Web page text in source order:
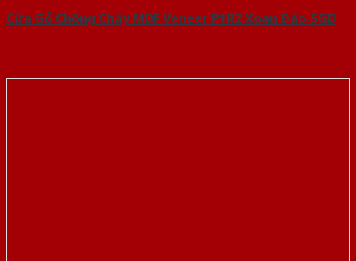
Cửa Gỗ Chống Cháy MDF Veneer P1R2 Xoan Đào-SGD